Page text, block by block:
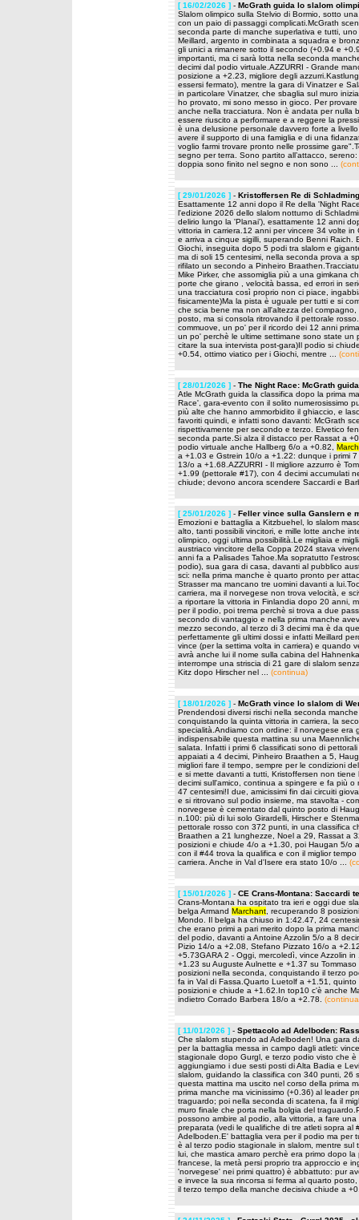
[ 16/02/2026 ] - McGrath guida lo slalom
Slalom olimpico sulla Stelvio di Bormio, sotto
con un paio di passaggi complicati.McGrath
seconda parte di manche superlativa e tutti,
Meillard, argento in combinata a squadra e
gli unici a rimanere sotto il secondo (+0.94 e
importanti, ma ci sarà lotta nella seconda
decimi dal podio virtuale.AZZURRI - Grande
posizione a +2.23, migliore degli
essersi fermato), mentre la gara di Vinatzer e
in particolare Vinatzer, che sbaglia sul muro
ho provato, mi sono messo in gioco. Per
anche nella tracciatura. Non è andata per nulla
essere riuscito a performare e a reggere la
è una delusione personale davvero forte a
avere il supporto di una famiglia e di una
voglio farmi trovare pronto nelle prossime
segno per terra. Sono partito all’attacco,
doppia sono finito nel segno e non sono ...
[ 29/01/2026 ] - Kristoffersen Re di
Esattamente 12 anni dopo il Re della 'Night
l'edizione 2026 dello slalom notturno di
delirio lungo la 'Planai'), esattamente 12 anni
vittoria in carriera.12 anni per vincere 34 volte
e arriva a cinque sigilli, superando Benni Raich.
Giochi, inseguita dopo 5 podi tra slalom e
ma di soli 15 centesimi, nella seconda prova a
rifilato un secondo a Pinheiro
Mike Pirker, che assomiglia più a una gimkana
porte che girano , velocità bassa, ed errori in
una tracciatura così proprio non ci piace,
fisicamente)Ma la pista è uguale per tutti e si
che scia bene ma non all'altezza del
posto, ma si consola ritrovando il pettorale
commuove, un po' per il ricordo dei 12 anni
un po' perchè le ultime settimane sono state
citare la sua intervista post-gara)Il podio si
+0.54, ottimo viatico per i Giochi, mentre ...
[ 28/01/2026 ] - The Night Race: McGrath
Atle McGrath guida la classifica dopo la prima
Race', gara-evento con il solito numerosissimo
più alte che hanno ammorbidito il ghiaccio, e
favoriti quindi, e infatti sono davanti: McGrath
rispettivamente per secondo e terzo. Elvetico
seconda parte.Si alza il distacco per Rassat a
podio virtuale anche Hallberg 6/o a +0.82,
a +1.03 e Gstrein 10/o a +1.22: dunque i primi
13/o a +1.68.AZZURRI - Il migliore azzurro è
+1.99 (pettorale #17), con 4 decimi accumulati
chiude; devono ancora scendere Saccardi e
[ 25/01/2026 ] - Feller vince sulla Ganslern e
Emozioni e battaglia a Kitzbuehel, lo slalom
alto, tanti possibili vincitori, e mille lotte anche
olimpico, oggi ultima possibilità.Le migliaia e
austriaco vincitore della Coppa 2024 stava
anni fa a Palisades Tahoe.Ma sopratutto
podio), sua gara di casa, davanti al pubblico
sci: nella prima manche è quarto pronto per
Strasser ma mancano tre uomini davanti a
carriera, ma il norvegese non trova velocità, e
a riportare la vittoria in Finlandia dopo 20 anni,
per il podio, poi trema perchè si trova a due
secondo di vantaggio e nella prima manche
mezzo secondo, al terzo di 3 decimi ma è da
perfettamente gli ultimi dossi e infatti Meillard
vince (per la settima volta in carriera) e quando
avrà anche lui il nome sulla cabina del
interrompe una striscia di 21 gare di slalom
Kitz dopo Hirscher nel ... (continua)
[ 18/01/2026 ] - McGrath vince lo slalom di
Prendendosi diversi rischi nella seconda
conquistando la quinta vittoria in carriera, la
specialità.Andiamo con ordine: il norvegese era
indispensabile questa mattina su una
salata. Infatti i primi 6 classificati sono di
appaiati a 4 decimi, Pinheiro Braathen a 5,
migliori fare il tempo, sempre per le condizioni
e si mette davanti a tutti, Kristoffersen non
decimi sull'amico, continua a spingere e fa più
47 centesimi!I due, amicissimi fin dai circuiti
e si ritrovano sul podio insieme, ma stavolta -
norvegese è cementato dal quinto posto di
n.100: più di lui solo Girardelli, Hirscher e
pettorale rosso con 372 punti, in una classifica
Braathen a 21 lunghezze, Noel a 29, Rassat a
posizioni e chiude 4/o a +1.30, poi Haugan 5/o
con il #44 trova la qualifica e con il miglior
carriera. Anche in Val d'Isere era stato 10/o ...
[ 15/01/2026 ] - CE Crans-Montana: Saccardi
Crans-Montana ha ospitato tra ieri e oggi due
belga Armand Marchant , recuperando 8
Mondo. Il belga ha chiuso in 1:42.47, 24
che erano primi a pari merito dopo la prima
del podio, davanti a Antoine Azzolin 5/o a 8
Pizio 14/o a +2.08, Stefano Pizzato 16/o a
+5.73GARA 2 - Oggi, mercoledì, vince Azzolin
+1.23 su Auguste Aulnette e +1.37 su
posizioni nella seconda, conquistando il terzo
fa in Val di Fassa.Quarto Luetolf a +1.51,
posizioni e chiude a +1.62.In top10 c'è anche
indietro Corrado Barbera 18/o a +2.78.
[ 11/01/2026 ] - Spettacolo ad Adelboden:
Che slalom stupendo ad Adelboden! Una gara
per la battaglia messa in campo dagli atleti:
stagionale dopo Gurgl, e terzo podio visto che
aggiungiamo i due sesti posti di Alta Badia e
slalom, guidando la classifica con 340 punti,
questa mattina ma uscito nel corso della prima
prima manche ma vicinissimo (+0.36) al leader
traguardo; poi nella seconda di scatena, fa il
muro finale che porta nella bolgia del
possono ambire al podio, alla vittoria, a fare
preparata (vedi le qualifiche di tre atleti sopra
Adelboden.E' battaglia vera per il podio ma per
è al terzo podio stagionale in slalom, mentre
lui, che mastica amaro perchè era primo dopo
francese, la metà persi proprio tra approccio e
'norvegese' nei primi quattro) è abbattuto: pur
e invece la sua rincorsa si ferma al quarto
il terzo tempo della manche decisiva chiude a